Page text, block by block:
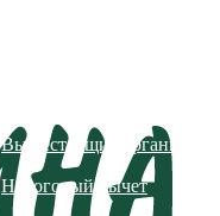
Вышестоящие
Налоговый вычет